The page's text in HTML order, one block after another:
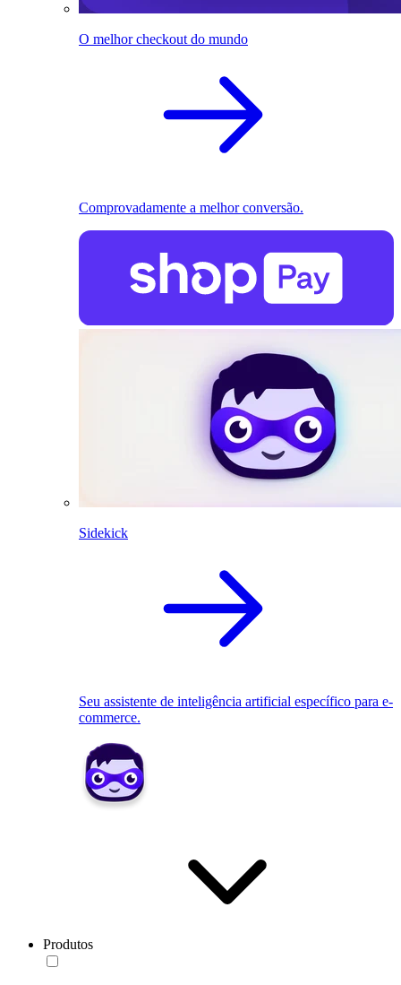
O melhor checkout do mundo
Comprovadamente a melhor conversão.
Sidekick
Seu assistente de inteligência artificial específico para e-
commerce.
Produtos